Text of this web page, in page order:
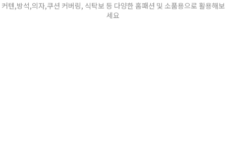
커텐,방석,의자,쿠션 커버링, 식탁보 등 다양한 홈패션 및 소품용으로 활용해보
세요